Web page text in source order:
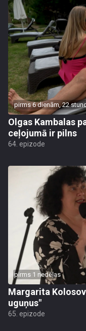
pirms 6 dienām, 22
Olgas Kambalas
ceļojumā ir pilns
64. epizode
pirms 1 nedēļas
Margarita
uguņus"
65. epizode